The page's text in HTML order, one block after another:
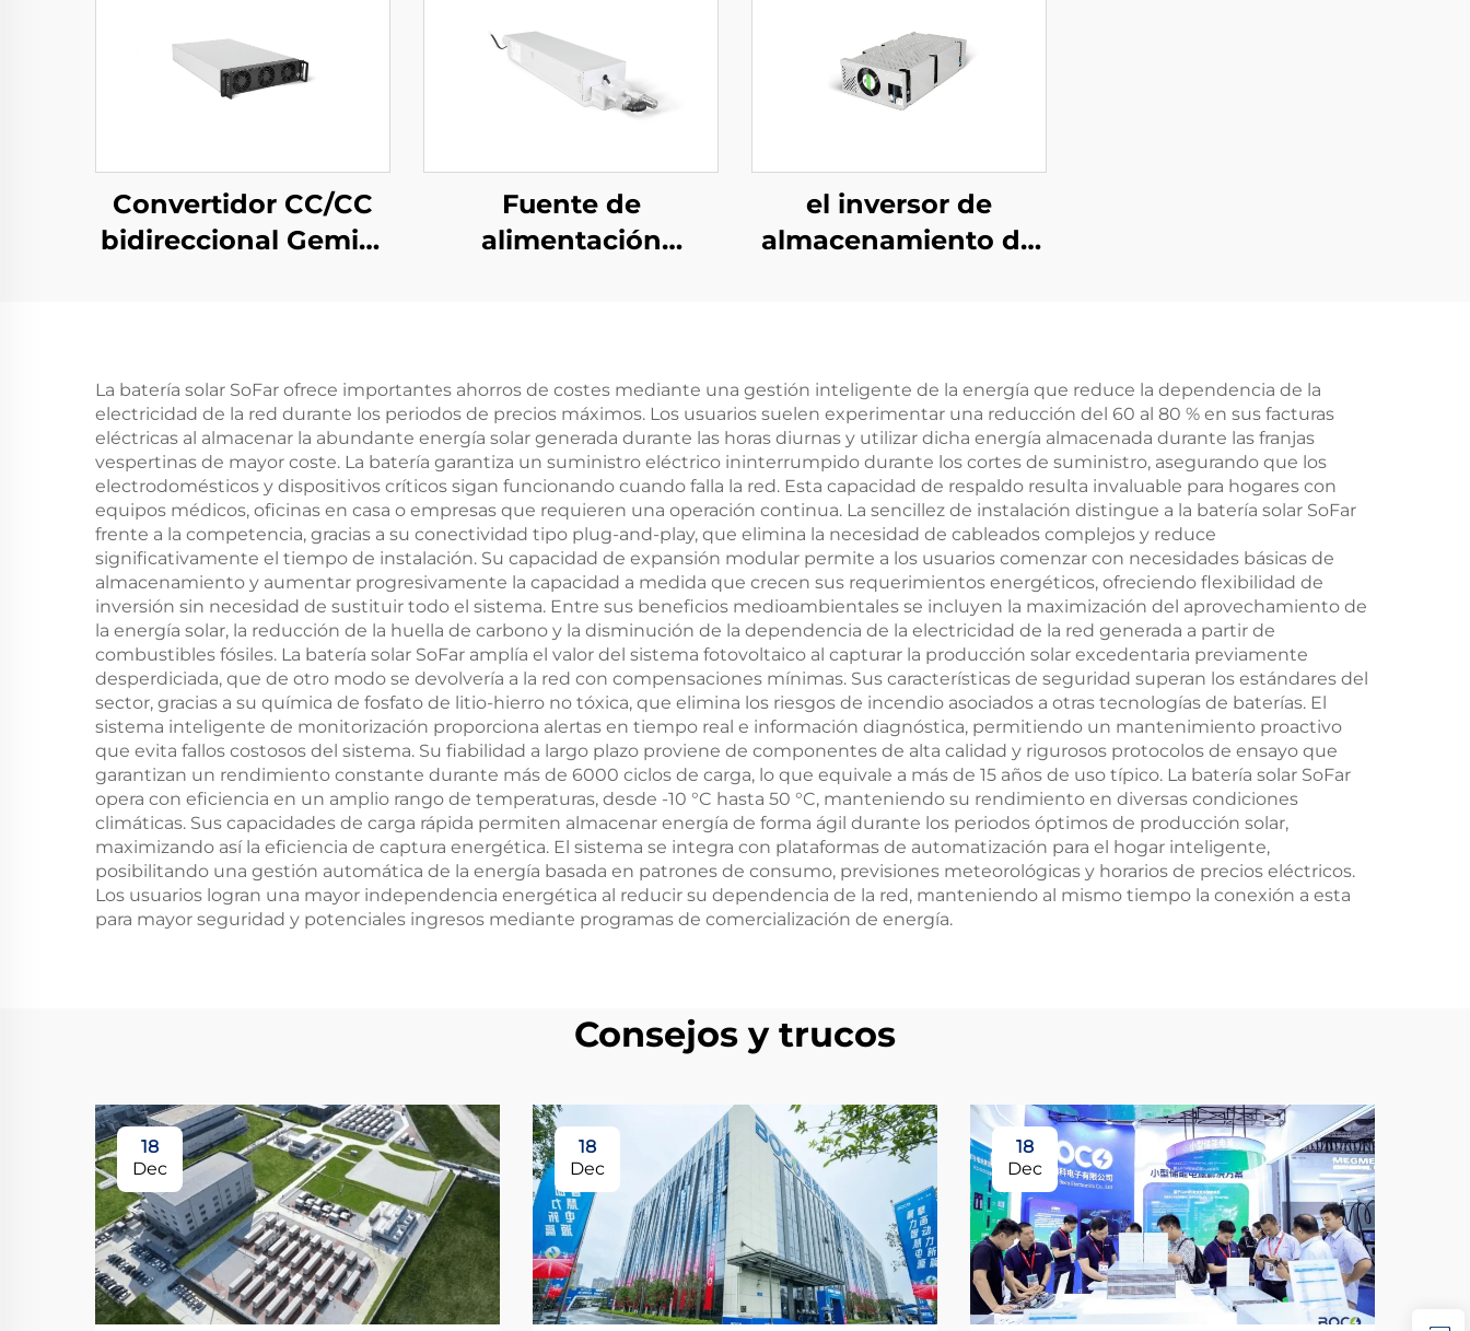
Convertidor CC/CC
bidireccional Gemini
Fuente de
alimentación
para aplicaciones
especializadas
el inversor de
almacenamiento de
fotovoltaico de 400
W.
La batería solar SoFar ofrece importantes ahorros de costes mediante una gestión inteligente de la energía que reduce la dependencia de la
electricidad de la red durante los periodos de precios máximos. Los usuarios suelen experimentar una reducción del 60 al 80 % en sus facturas
eléctricas al almacenar la abundante energía solar generada durante las horas diurnas y utilizar dicha energía almacenada durante las franjas
vespertinas de mayor coste. La batería garantiza un suministro eléctrico ininterrumpido durante los cortes de suministro, asegurando que los
electrodomésticos y dispositivos críticos sigan funcionando cuando falla la red. Esta capacidad de respaldo resulta invaluable para hogares con
equipos médicos, oficinas en casa o empresas que requieren una operación continua. La sencillez de instalación distingue a la batería solar SoFar
frente a la competencia, gracias a su conectividad tipo plug-and-play, que elimina la necesidad de cableados complejos y reduce
significativamente el tiempo de instalación. Su capacidad de expansión modular permite a los usuarios comenzar con necesidades básicas de
almacenamiento y aumentar progresivamente la capacidad a medida que crecen sus requerimientos energéticos, ofreciendo flexibilidad de
inversión sin necesidad de sustituir todo el sistema. Entre sus beneficios medioambientales se incluyen la maximización del aprovechamiento de
la energía solar, la reducción de la huella de carbono y la disminución de la dependencia de la electricidad de la red generada a partir de
combustibles fósiles. La batería solar SoFar amplía el valor del sistema fotovoltaico al capturar la producción solar excedentaria previamente
desperdiciada, que de otro modo se devolvería a la red con compensaciones mínimas. Sus características de seguridad superan los estándares del
sector, gracias a su química de fosfato de litio-hierro no tóxica, que elimina los riesgos de incendio asociados a otras tecnologías de baterías. El
sistema inteligente de monitorización proporciona alertas en tiempo real e información diagnóstica, permitiendo un mantenimiento proactivo
que evita fallos costosos del sistema. Su fiabilidad a largo plazo proviene de componentes de alta calidad y rigurosos protocolos de ensayo que
garantizan un rendimiento constante durante más de 6000 ciclos de carga, lo que equivale a más de 15 años de uso típico. La batería solar SoFar
opera con eficiencia en un amplio rango de temperaturas, desde -10 °C hasta 50 °C, manteniendo su rendimiento en diversas condiciones
climáticas. Sus capacidades de carga rápida permiten almacenar energía de forma ágil durante los periodos óptimos de producción solar,
maximizando así la eficiencia de captura energética. El sistema se integra con plataformas de automatización para el hogar inteligente,
posibilitando una gestión automática de la energía basada en patrones de consumo, previsiones meteorológicas y horarios de precios eléctricos.
Los usuarios logran una mayor independencia energética al reducir su dependencia de la red, manteniendo al mismo tiempo la conexión a esta
para mayor seguridad y potenciales ingresos mediante programas de comercialización de energía.
Consejos y trucos
18
Dec
18
Dec
18
Dec